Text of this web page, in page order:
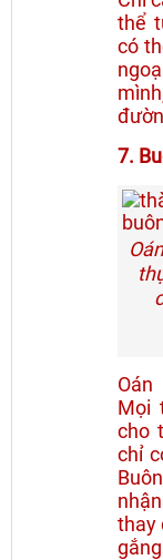
thể
có
7.
Mọi
cho
chỉ
thay